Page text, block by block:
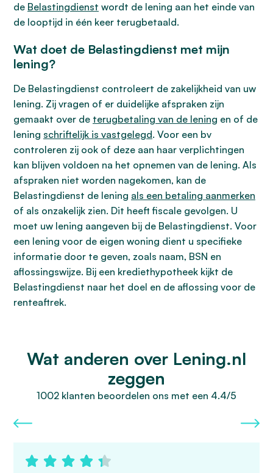
de Belastingdienst wordt de lening aan het einde van
de looptijd in één keer terugbetaald.
Wat doet de Belastingdienst met mijn
lening?
De Belastingdienst controleert de zakelijkheid van uw
lening. Zij vragen of er duidelijke afspraken zijn
gemaakt over de terugbetaling van de lening en of de
lening schriftelijk is vastgelegd. Voor een bv
controleren zij ook of deze aan haar verplichtingen
kan blijven voldoen na het opnemen van de lening. Als
afspraken niet worden nagekomen, kan de
Belastingdienst de lening als een betaling aanmerken
of als onzakelijk zien. Dit heeft fiscale gevolgen. U
moet uw lening aangeven bij de Belastingdienst. Voor
een lening voor de eigen woning dient u specifieke
informatie door te geven, zoals naam, BSN en
aflossingswijze. Bij een krediethypotheek kijkt de
Belastingdienst naar het doel en de aflossing voor de
renteaftrek.
Wat anderen over Lening.nl
zeggen
1002 klanten beoordelen ons met een 4.4/5